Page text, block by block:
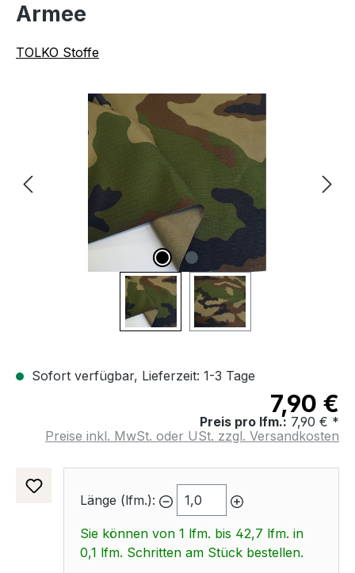
Armee
TOLKO Stoffe
Bildergalerie überspringen
Sofort verfügbar, Lieferzeit: 1-3 Tage
7,90 €
Preis pro lfm.: 7,90 € *
Preise inkl. MwSt. oder USt. zzgl. Versandkosten
Länge (lfm.):
Sie können von 1 lfm. bis 42,7 lfm. in
0,1 lfm. Schritten am Stück bestellen.